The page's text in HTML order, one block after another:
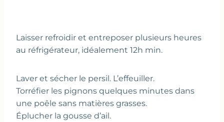
Laisser refroidir et entreposer plusieurs heures
au réfrigérateur, idéalement 12h min.
Laver et sécher le persil. L’effeuiller.
Torréfier les pignons quelques minutes dans
une poêle sans matières grasses.
Éplucher la gousse d’ail.